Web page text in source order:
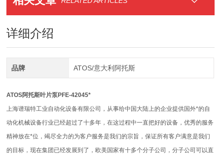
详细介绍
品牌 ATOS/意大利阿托斯
ATOS阿托斯叶片泵PFE-42045*
上海谱瑞特工业自动化设备有限公司，从事给中国大陆上的企业提供国外*的自
动化机械设备行业已经超过了十多年，在这过程中一直把好的设备，优秀的服务
精神放在*位，竭尽全力的为客户服务是我们的宗旨，保证所有客户满意是我们
的目标，现在集团已经发展到了，欧美国家有十多个分子公司，分子公司可以直